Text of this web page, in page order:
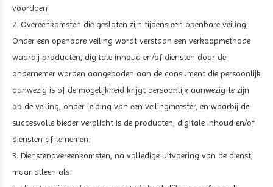
voordoen
2. Overeenkomsten die gesloten zijn tijdens een openbare veiling.
Onder een openbare veiling wordt verstaan een verkoopmethode
waarbij producten, digitale inhoud en/of diensten door de
ondernemer worden aangeboden aan de consument die persoonlijk
aanwezig is of de mogelijkheid krijgt persoonlijk aanwezig te zijn
op de veiling, onder leiding van een veilingmeester, en waarbij de
succesvolle bieder verplicht is de producten, digitale inhoud en/of
diensten af te nemen;
3. Dienstenovereenkomsten, na volledige uitvoering van de dienst,
maar alleen als: